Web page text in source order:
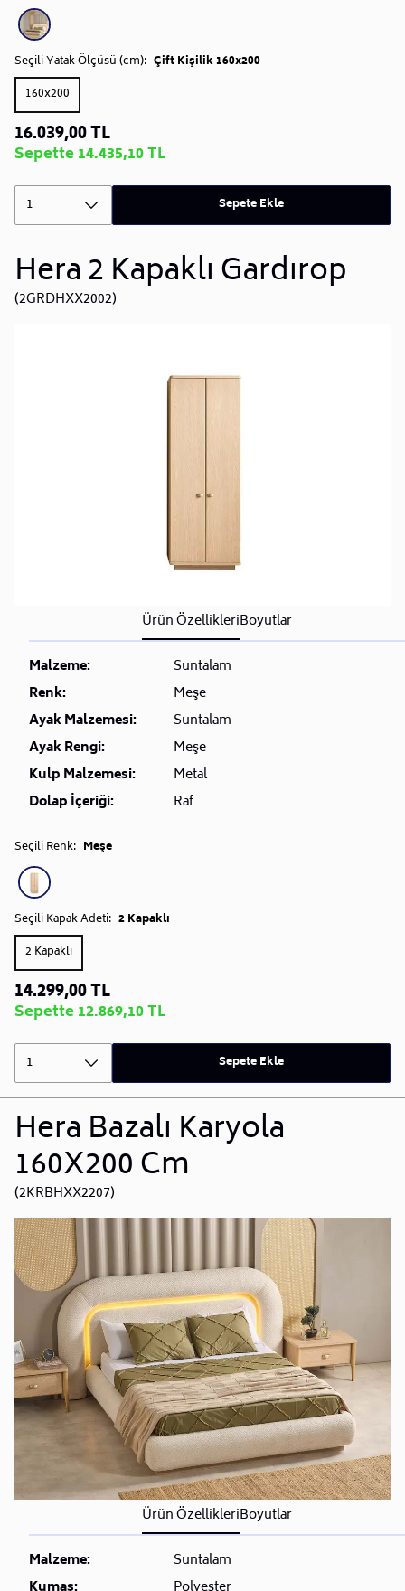
Seçili Yatak Ölçüsü (cm): Çift Kişilik 160x200
160x200
16.039,00 TL
Sepette 14.435,10 TL
1 Sepete Ekle
Hera 2 Kapaklı Gardırop
(2GRDHXX2002)
Ürün ÖzellikleriBoyutlar
Malzeme:
Suntalam
Renk:
Meşe
Ayak Malzemesi:
Suntalam
Ayak Rengi:
Meşe
Kulp Malzemesi:
Metal
Dolap İçeriği:
Raf
Seçili Renk: Meşe
Seçili Kapak Adeti: 2 Kapaklı
2 Kapaklı
14.299,00 TL
Sepette 12.869,10 TL
1 Sepete Ekle
Hera Bazalı Karyola
160X200 Cm
(2KRBHXX2207)
Ürün ÖzellikleriBoyutlar
Malzeme:
Suntalam